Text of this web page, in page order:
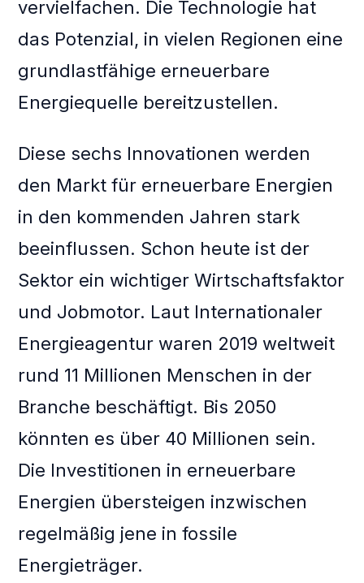
vervielfachen. Die Technologie hat
das Potenzial, in vielen Regionen eine
grundlastfähige erneuerbare
Energiequelle bereitzustellen.
Diese sechs Innovationen werden
den Markt für erneuerbare Energien
in den kommenden Jahren stark
beeinflussen. Schon heute ist der
Sektor ein wichtiger Wirtschaftsfaktor
und Jobmotor. Laut Internationaler
Energieagentur waren 2019 weltweit
rund 11 Millionen Menschen in der
Branche beschäftigt. Bis 2050
könnten es über 40 Millionen sein.
Die Investitionen in erneuerbare
Energien übersteigen inzwischen
regelmäßig jene in fossile
Energieträger.